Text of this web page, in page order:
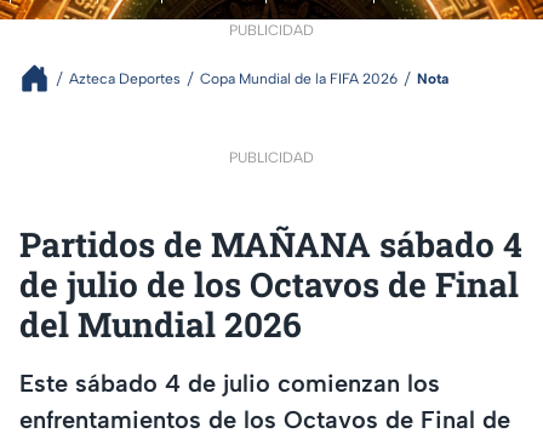
PUBLICIDAD
Azteca Deportes Copa Mundial de la FIFA 2026 Nota
PUBLICIDAD
Partidos de MAÑANA sábado 4
de julio de los Octavos de Final
del Mundial 2026
Este sábado 4 de julio comienzan los
enfrentamientos de los Octavos de Final de